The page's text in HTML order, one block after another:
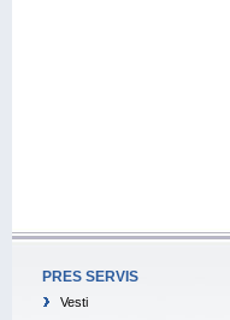
PRES SERVIS
Vesti